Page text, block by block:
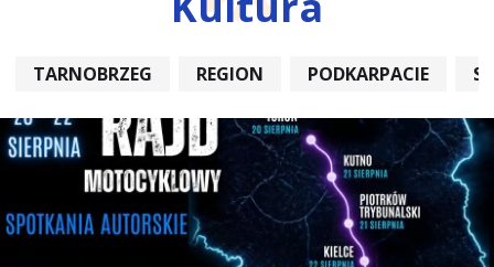
TARNOBRZEG REGION PODKARPACIE